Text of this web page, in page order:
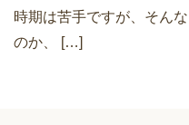
時期は苦手ですが、そん
のか、 […]